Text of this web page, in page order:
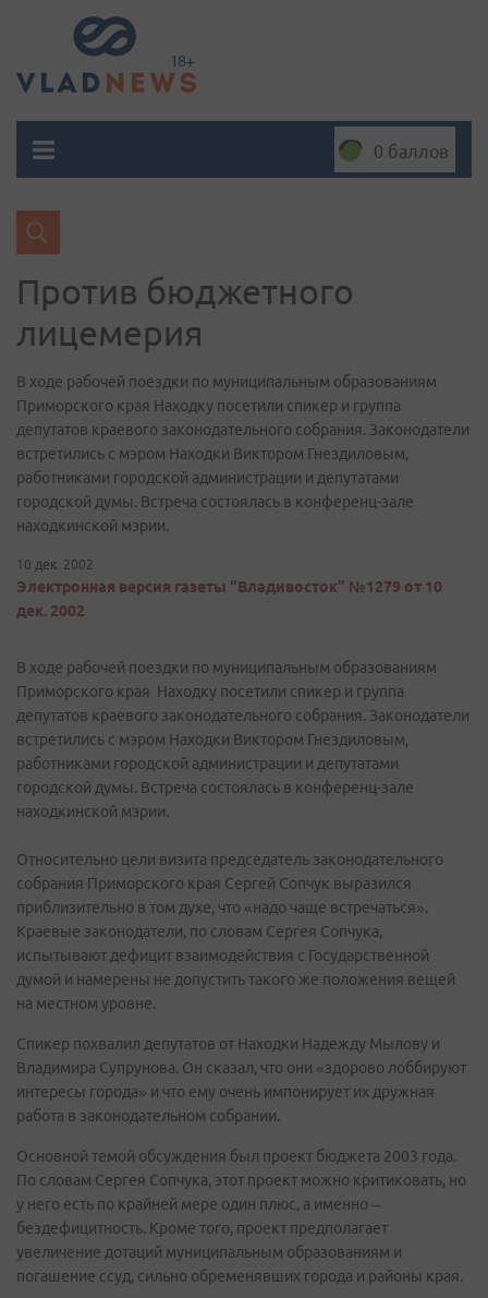
0 баллов
Против бюджетного
лицемерия
В ходе рабочей поездки по муниципальным образованиям
Приморского края Находку посетили спикер и группа
депутатов краевого законодательного собрания. Законодатели
встретились с мэром Находки Виктором Гнездиловым,
работниками городской администрации и депутатами
городской думы. Встреча состоялась в конференц-зале
находкинской мэрии.
10 дек. 2002
Электронная версия газеты "Владивосток" №1279 от 10
дек. 2002
В ходе рабочей поездки по муниципальным образованиям
Приморского края Находку посетили спикер и группа
депутатов краевого законодательного собрания. Законодатели
встретились с мэром Находки Виктором Гнездиловым,
работниками городской администрации и депутатами
городской думы. Встреча состоялась в конференц-зале
находкинской мэрии.
Относительно цели визита председатель законодательного
собрания Приморского края Сергей Сопчук выразился
приблизительно в том духе, что «надо чаще встречаться».
Краевые законодатели, по словам Сергея Сопчука,
испытывают дефицит взаимодействия с Государственной
думой и намерены не допустить такого же положения вещей
на местном уровне.
Спикер похвалил депутатов от Находки Надежду Мылову и
Владимира Супрунова. Он сказал, что они «здорово лоббируют
интересы города» и что ему очень импонирует их дружная
работа в законодательном собрании.
Основной темой обсуждения был проект бюджета 2003 года.
По словам Сергея Сопчука, этот проект можно критиковать, но
у него есть по крайней мере один плюс, а именно –
бездефицитность. Кроме того, проект предполагает
увеличение дотаций муниципальным образованиям и
погашение ссуд, сильно обременявших города и районы края.